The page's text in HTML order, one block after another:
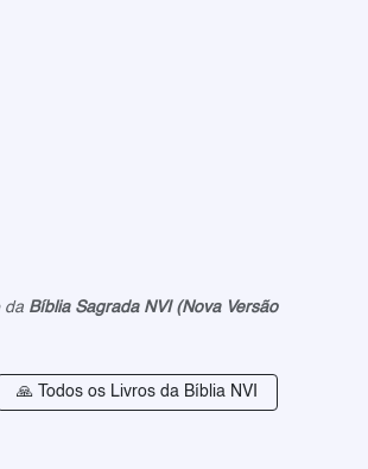
da Bíblia Sagrada NVI (Nova Versão
🙏 Todos os Livros da Bíblia NVI